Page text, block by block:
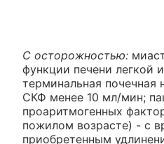
С осторожностью:
функции печени легкой
терминальная почечная
СКФ менее 10 мл/мин;
проаритмогенных
пожилом возрасте) - с
приобретенным